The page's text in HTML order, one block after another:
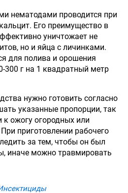
нематодами проводится при
Его преимущество в
уничтожает не
но и яйца с личинками.
для полива и орошения
300 г на 1 квадратный метр
нужно готовить согласно
указанные пропорции, так
к ожогу огородных или
приготовлении рабочего
за тем, чтобы он был
иначе можно травмировать